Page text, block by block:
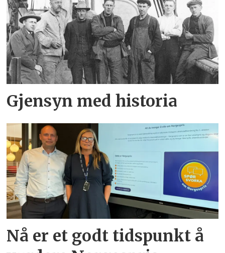
Gjensyn med historia
Nå er et godt tidspunkt å